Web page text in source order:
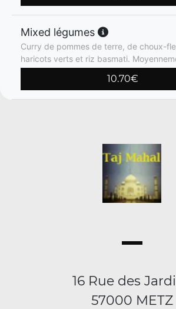
Mixed légumes
Curry de pommes de terre, de choux-
haricots verts et riz basmati.
10.70€
16 Rue des
57000 METZ